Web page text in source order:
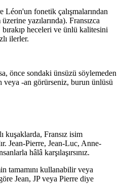
Léon'un fonetik çalışmalarından
yazılarında). Fransızca
heceleri ve ünlü kalitesini
ilerler.
önce sondaki ünsüzü söylemeden
-an görürseniz, burun ünlüsü
kuşaklarda, Fransız isim
Jean-Pierre, Jean-Luc, Anne-
hâlâ karşılaşırsınız.
tamamını kullanabilir veya
Jean, JP veya Pierre diye